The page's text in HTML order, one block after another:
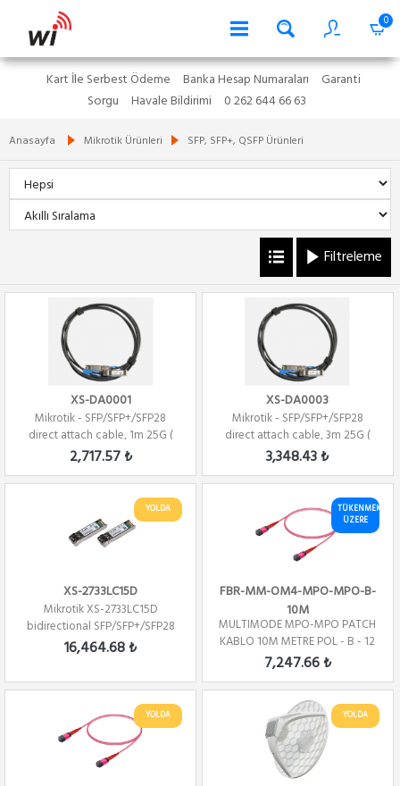
0
Kart İle Serbest Ödeme Banka Hesap Numaraları
Garanti
Sorgu
Havale Bildirimi 0 262 644 66 63
Anasayfa Mikrotik Ürünleri SFP, SFP+, QSFP Ürünleri
Filtreleme
XS-DA0001
Mikrotik - SFP/SFP+/SFP28
direct attach cable, 1m 25G (
Direct At...
2,717.57 ₺
XS-DA0003
Mikrotik - SFP/SFP+/SFP28
direct attach cable, 3m 25G (
Direct At...
3,348.43 ₺
YOLDA
XS-2733LC15D
Mikrotik XS-2733LC15D
bidirectional SFP/SFP+/SFP28
modules 1/10/25...
16,464.68 ₺
TÜKENMEK
ÜZERE
FBR-MM-OM4-MPO-MPO-B-
10M
MULTIMODE MPO-MPO PATCH
KABLO 10M METRE POL - B - 12
CORE
7,247.66 ₺
YOLDA YOLDA